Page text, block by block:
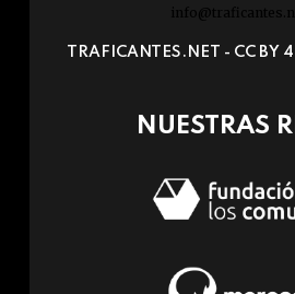
TRAFICANTES.NET - CC BY
NUESTRAS